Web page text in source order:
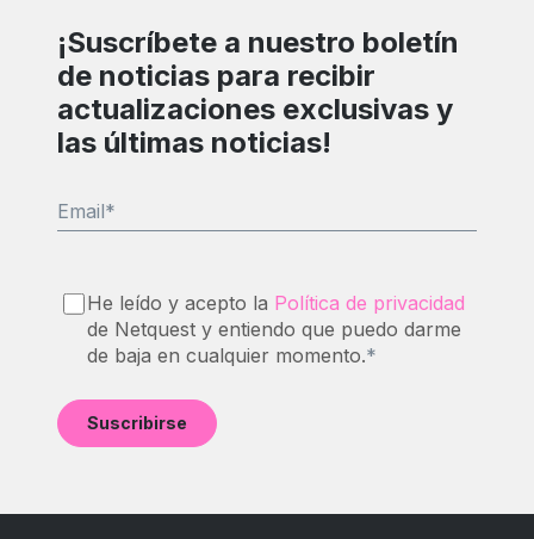
¡Suscríbete a nuestro boletín
de noticias para recibir
actualizaciones exclusivas y
las últimas noticias!
Email*
He leído y acepto la Política de privacidad
de Netquest y entiendo que puedo darme
de baja en cualquier momento.*